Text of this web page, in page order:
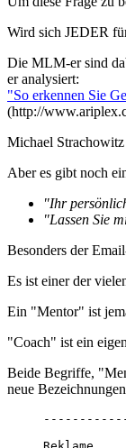
Wird sich JEDER
Die MLM-er sind
er analysiert:
"So erkennen Sie
(http://
Michael
Aber es gibt noch
"Ihr
"Lassen Sie
Besonders der
Es ist einer der
Ein "Mentor" ist
"Coach" ist ein
Beide Begriffe,
neue